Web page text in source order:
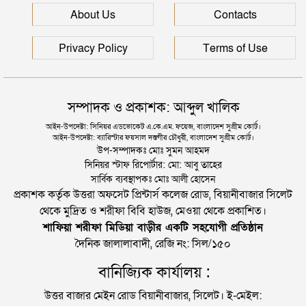
জৈন্তাপুরে বাস চাপায় বৃদ্ধ নিহত, সড়ক অবরোধ
About Us Contacts
Privacy Policy Terms of Use
সম্পাদক ও প্রকাশক: আব্দুল খালিক
আইন-উপদেষ্টা: সিনিয়র এডভোকেট এ.কে.এম. ফয়েজ, বাংলাদেশ সুপ্রীম কোর্ট।
আইন-উপদেষ্টা: ব্যারিস্টার ফয়সাল দস্তগীর চৌধুরী, বাংলাদেশ সুপ্রীম কোর্ট।
উপ-সম্পাদকঃ মোঃ সুমন আহমদ
সিনিয়র স্টাফ রিপোর্টার: মো: আবু তাহের
সার্বিক ব্যবস্থাপকঃ মোঃ আলী হোসেন
প্রকাশক কর্তৃক উত্তরা অফসেট প্রিন্টার্স কলেজ রোড, বিয়ানীবাজার সিলেট
থেকে মুদ্রিত ও শরীফা বিবি হাউজ, মেওয়া থেকে প্রকাশিত।
শাফিয়া শরীফা মিডিয়া বাড়ীর একটি সহযোগী প্রতিষ্ঠান
দৈনিক জালালাবাদী, রেজি নং: সিল/১৫০
বানিজ্যিক কার্যালয় :
উত্তর বাজার মেইন রোড বিয়ানীবাজার, সিলেট। ই-মেইল: